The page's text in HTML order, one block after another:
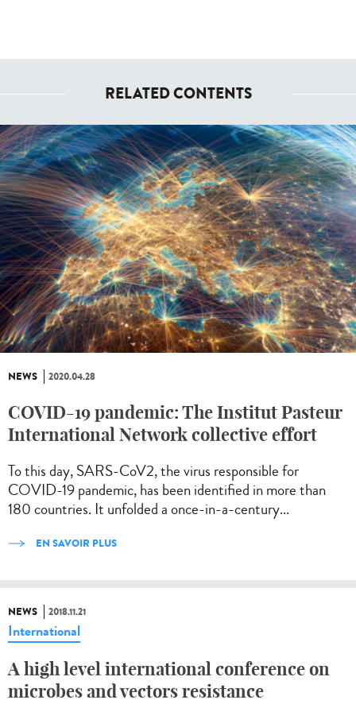
RELATED CONTENTS
NEWS 2020.04.28
COVID-19 pandemic: The Institut Pasteur
International Network collective effort
To this day, SARS-CoV2, the virus responsible for
COVID-19 pandemic, has been identified in more than
180 countries. It unfolded a once-in-a-century...
EN SAVOIR PLUS
NEWS 2018.11.21
International
A high level international conference on
microbes and vectors resistance